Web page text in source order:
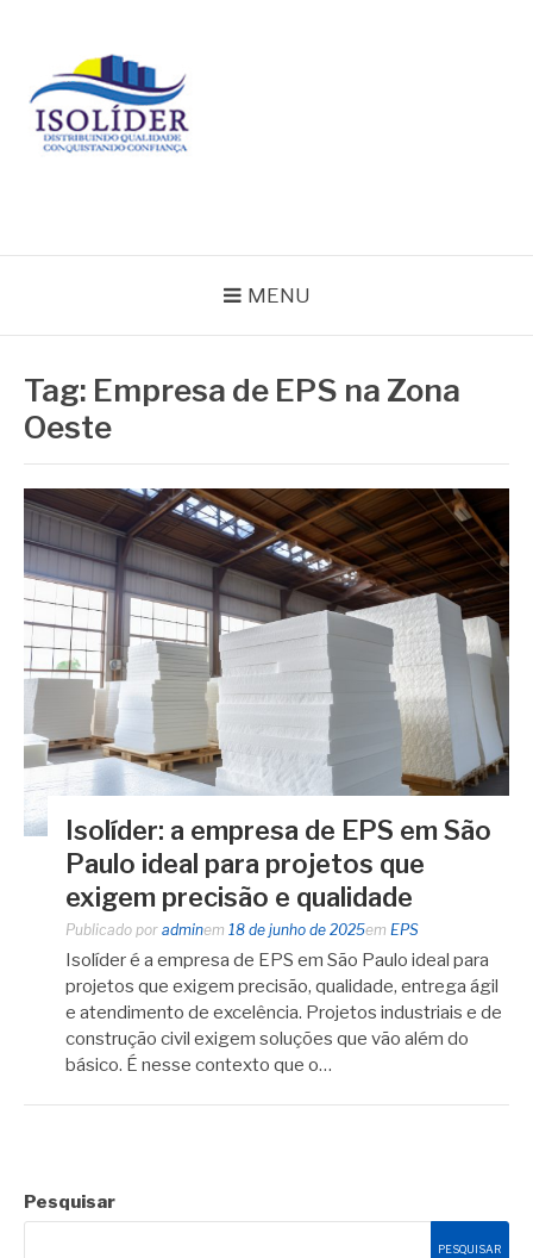
conteúdo
MENU
Tag: Empresa de EPS na Zona
Oeste
Isolíder: a empresa de EPS em São
Paulo ideal para projetos que
exigem precisão e qualidade
Publicado por adminem 18 de junho de 2025em EPS
Isolíder é a empresa de EPS em São Paulo ideal para
projetos que exigem precisão, qualidade, entrega ágil
e atendimento de excelência. Projetos industriais e de
construção civil exigem soluções que vão além do
básico. É nesse contexto que o…
Pesquisar
PESQUISAR